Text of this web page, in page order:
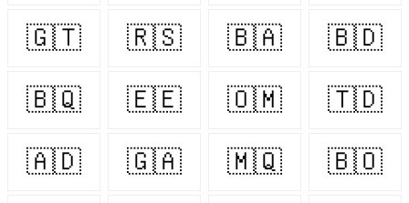
🇬🇹 🇷🇸 🇧🇦 🇧🇩
🇧🇶 🇪🇪 🇴🇲 🇹🇩
🇦🇩 🇬🇦 🇲🇶 🇧🇴